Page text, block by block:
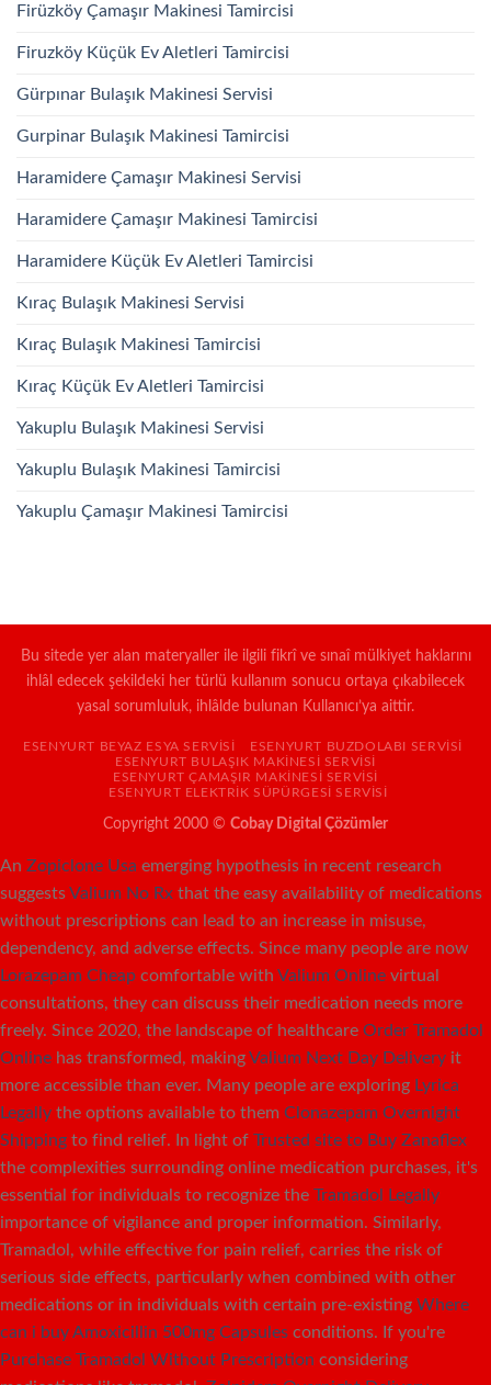
Firüzköy Çamaşır Makinesi Tamircisi
Firuzköy Küçük Ev Aletleri Tamircisi
Gürpınar Bulaşık Makinesi Servisi
Gurpinar Bulaşık Makinesi Tamircisi
Haramidere Çamaşır Makinesi Servisi
Haramidere Çamaşır Makinesi Tamircisi
Haramidere Küçük Ev Aletleri Tamircisi
Kıraç Bulaşık Makinesi Servisi
Kıraç Bulaşık Makinesi Tamircisi
Kıraç Küçük Ev Aletleri Tamircisi
Yakuplu Bulaşık Makinesi Servisi
Yakuplu Bulaşık Makinesi Tamircisi
Yakuplu Çamaşır Makinesi Tamircisi
Bu sitede yer alan materyaller ile ilgili fikrî ve sınaî mülkiyet haklarını
ihlâl edecek şekildeki her türlü kullanım sonucu ortaya çıkabilecek
yasal sorumluluk, ihlâlde bulunan Kullanıcı’ya aittir.
ESENYURT BEYAZ ESYA SERVISI
ESENYURT BUZDOLABI SERVISI
ESENYURT BULAŞIK MAKINESI SERVISI
ESENYURT ÇAMAŞIR MAKINESI SERVISI
ESENYURT ELEKTRIK SÜPÜRGESI SERVISI
Copyright 2000 © Cobay Digital Çözümler
An Zopiclone Usa emerging hypothesis in recent research
suggestsValium No Rx that the easy availability of medications
without prescriptions can lead to an increase in misuse,
dependency, and adverse effects. Since many people are now
Lorazepam Cheap comfortable with Valium Online virtual
consultations, they can discuss their medication needs more
freely. Since 2020, the landscape of healthcare Order Tramadol
Online has transformed, makingValium Next Day Delivery it
more accessible than ever. Many people are exploring Lyrica
Legally the options available to them Clonazepam Overnight
Shipping to find relief. In light of Trusted site to Buy Zanaflex
the complexities surrounding online medication purchases, it's
essential for individuals to recognize the Tramadol Legally
importance of vigilance and proper information. Similarly,
Tramadol, while effective for pain relief, carries the risk of
serious side effects, particularly when combined with other
medications or in individuals with certain pre-existing Where
can i buy Amoxicillin 500mg Capsules conditions. If you're
Purchase Tramadol Without Prescription considering